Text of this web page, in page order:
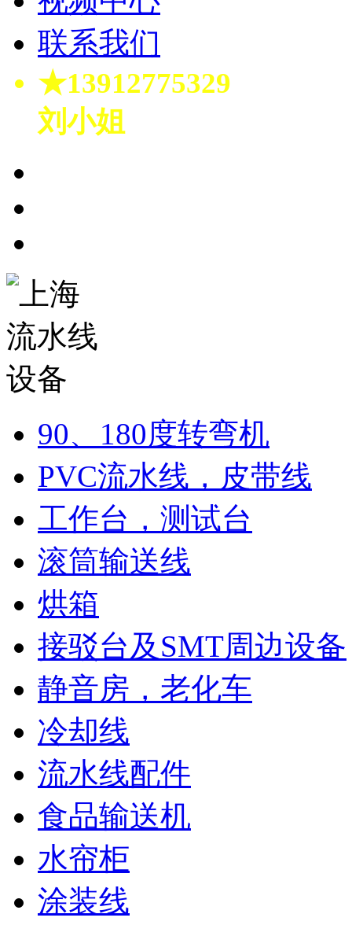
联系我们
★13912775329
刘小姐
90、180度转弯机
PVC流水线，皮带线
工作台，测试台
滚筒输送线
烘箱
接驳台及SMT周边设备
静音房，老化车
冷却线
流水线配件
食品输送机
水帘柜
涂装线